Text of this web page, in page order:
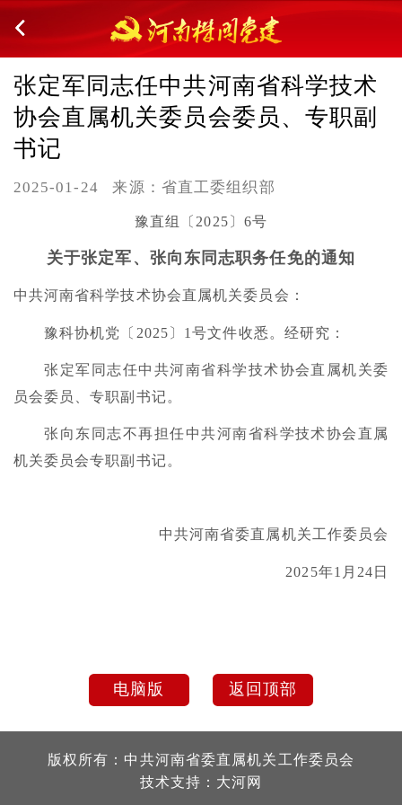
张定军同志任中共河南省科学技术
协会直属机关委员会委员、专职副
书记
2025-01-24 来源：省直工委组织部
豫直组〔2025〕6号
关于张定军、张向东同志职务任免的通知
中共河南省科学技术协会直属机关委员会：
豫科协机党〔2025〕1号文件收悉。经研究：
张定军同志任中共河南省科学技术协会直属机关委
员会委员、专职副书记。
张向东同志不再担任中共河南省科学技术协会直属
机关委员会专职副书记。
中共河南省委直属机关工作委员会
2025年1月24日
电脑版 返回顶部
版权所有：中共河南省委直属机关工作委员会
技术支持： 大河网